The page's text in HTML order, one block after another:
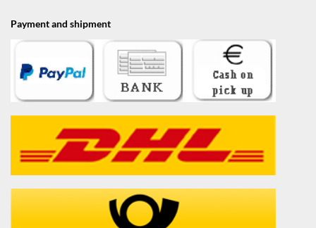
Payment and shipment